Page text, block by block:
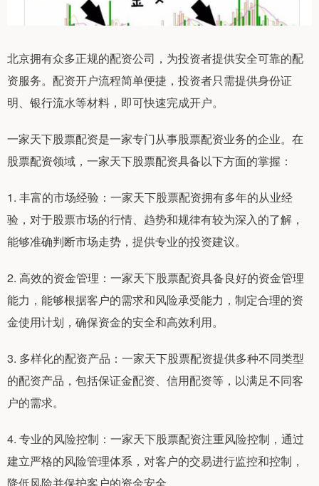
北京拥有众多正规的配资公司，为投资者提供安全可靠的配
资服务。配资开户流程简单便捷，投资者只需提供身份证
明、银行流水等材料，即可快速完成开户。
一家天下股票配资是一家专门从事股票配资业务的企业。在
股票配资领域，一家天下股票配资具备以下方面的掌握：
1. 丰富的市场经验：一家天下股票配资拥有多年的从业经
验，对于股票市场的行情、趋势和规律有较为深入的了解，
能够准确判断市场走势，提供专业的投资建议。
2. 高效的资金管理：一家天下股票配资具备良好的资金管理
能力，能够根据客户的需求和风险承受能力，制定合理的资
金使用计划，确保资金的安全和高效利用。
3. 多样化的配资产品：一家天下股票配资提供多种不同类型
的配资产品，包括保证金配资、信用配资等，以满足不同客
户的需求。
4. 专业的风险控制：一家天下股票配资注重风险控制，通过
建立严格的风险管理体系，对客户的交易进行监控和控制，